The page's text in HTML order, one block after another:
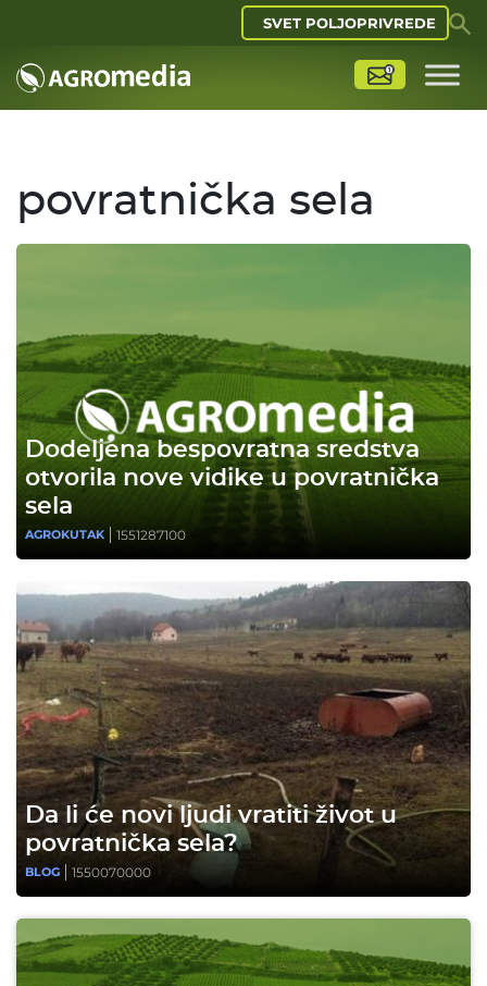
SVET POLJOPRIVREDE
povratnička sela
Dodeljena bespovratna sredstva
otvorila nove vidike u povratnička
sela
AGROKUTAK 1551287100
Da li će novi ljudi vratiti život u
povratnička sela?
BLOG 1550070000